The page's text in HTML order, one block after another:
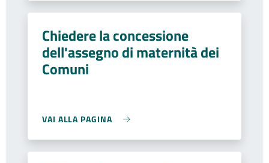
Chiedere la concessione
dell'assegno di maternità dei
Comuni
VAI ALLA PAGINA